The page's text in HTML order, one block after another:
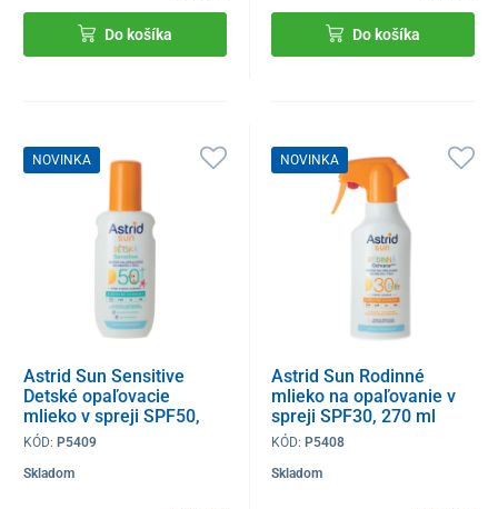
Do košíka Do košíka
NOVINKA
Astrid Sun Sensitive
Detské opaľovacie
mlieko v spreji SPF50,
150 ml
KÓD: P5409
Skladom
NOVINKA
Astrid Sun Rodinné
mlieko na opaľovanie v
spreji SPF30, 270 ml
KÓD: P5408
Skladom